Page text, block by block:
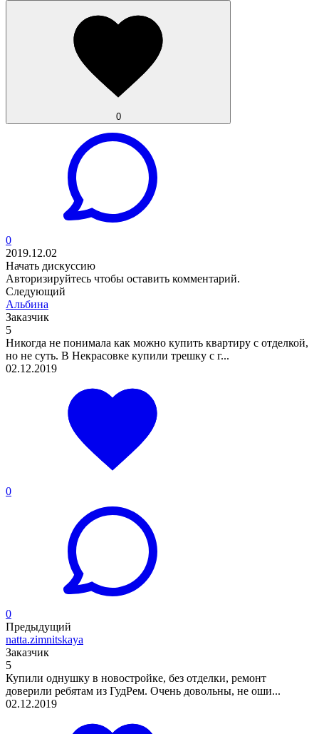
0
0
2019.12.02
Начать дискуссию
Авторизируйтесь чтобы оставить комментарий.
Следующий
Альбина
Заказчик
5
Никогда не понимала как можно купить квартиру с отделкой,
но не суть. В Некрасовке купили трешку с г...
02.12.2019
0
0
Предыдущий
natta.zimnitskaya
Заказчик
5
Купили однушку в новостройке, без отделки, ремонт
доверили ребятам из ГудРем. Очень довольны, не оши...
02.12.2019